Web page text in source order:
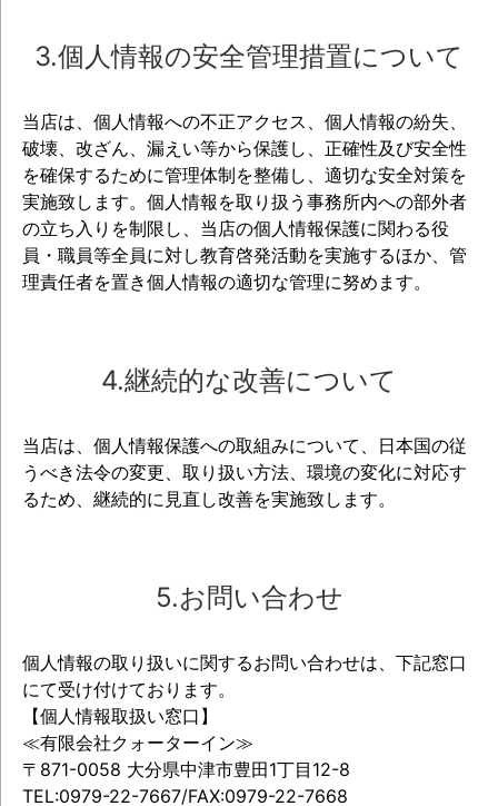
3.個人情報の安全管理措置について
当店は、個人情報への不正アクセス、個人情報の紛失、
破壊、改ざん、漏えい等から保護し、正確性及び安全性
を確保するために管理体制を整備し、適切な安全対策を
実施致します。個人情報を取り扱う事務所内への部外者
の立ち入りを制限し、当店の個人情報保護に関わる役
員・職員等全員に対し教育啓発活動を実施するほか、管
理責任者を置き個人情報の適切な管理に努めます。
4.継続的な改善について
当店は、個人情報保護への取組みについて、日本国の従
うべき法令の変更、取り扱い方法、環境の変化に対応す
るため、継続的に見直し改善を実施致します。
5.お問い合わせ
個人情報の取り扱いに関するお問い合わせは、下記窓口
にて受け付けております。
【個人情報取扱い窓口】
≪有限会社クォーターイン≫
〒871-0058 大分県中津市豊田1丁目12-8
TEL:0979-22-7667/FAX:0979-22-7668